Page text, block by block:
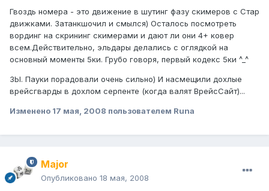
Гвоздь номера - это движение в шутинг фазу скимеров с Стар
движками. Затанкшочил и смылся) Осталось посмотреть
вординг на скрининг скимерами и дают ли они 4+ ковер
всем.Действительно, эльдары делались с оглядкой на
основный моменты 5ки. Грубо говоря, первый кодекс 5ки ^_^
ЗЫ. Пауки порадовали очень сильно) И насмещили дохлые
врейсгварды в дохлом серпенте (когда валят ВрейсСайт)...
Изменено 17 мая, 2008 пользователем Runa
Major
Опубликовано 18 мая, 2008